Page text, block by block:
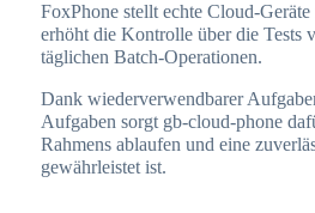
FoxPhone stellt echte Cloud-
erhöht die Kontrolle über die Tests
täglichen Batch-Operationen.
Dank wiederverwendbarer
Aufgaben sorgt gb-cloud-phone
Rahmens ablaufen und eine
gewährleistet ist.